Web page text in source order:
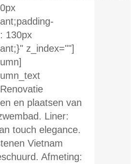
130px
z_index=""]
en plaatsen van
Liner:
touch elegance.
Vietnam
Afmeting: